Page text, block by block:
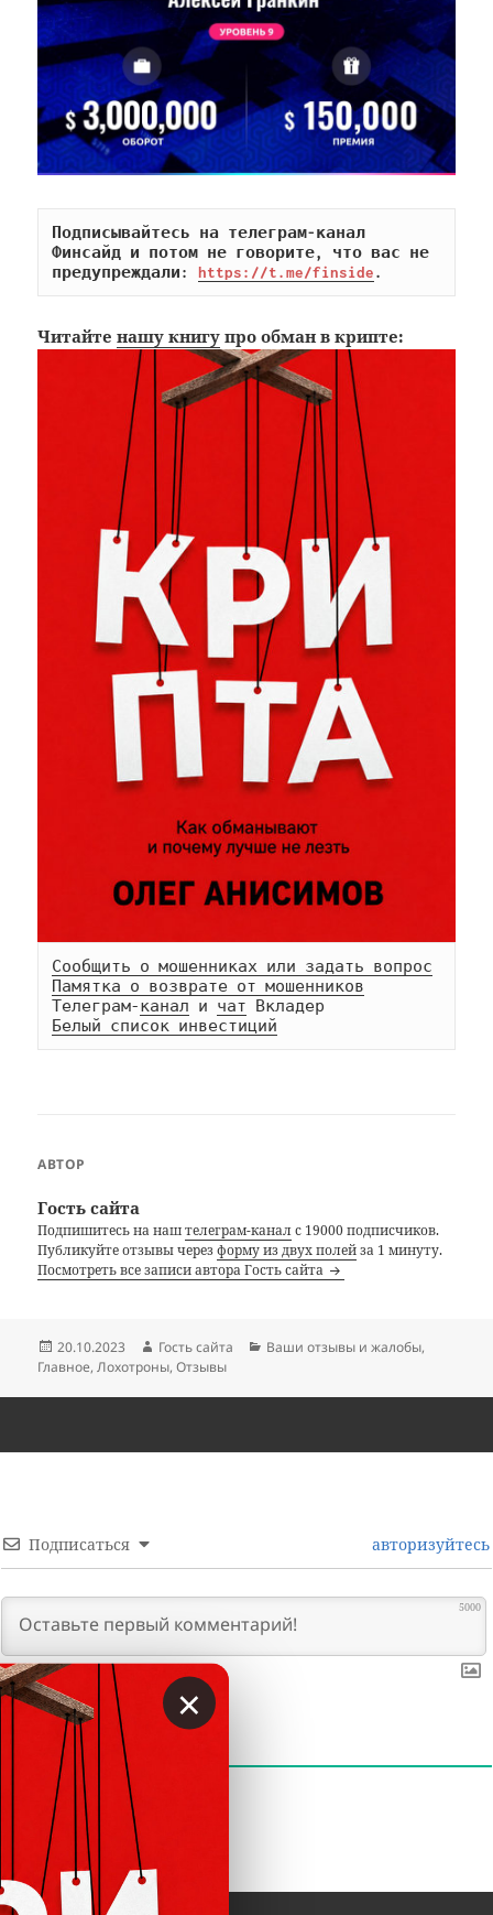
Подписывайтесь на телеграм-канал
Финсайд и потом не говорите, что вас не
предупреждали: https://t.me/finside.
Читайтенашу книгу про обман в крипте:
Сообщить о мошенниках или задать вопрос
Памятка о возврате от мошенников
Телеграм-канал и чат
Белый список инвестиций
АВТОР
Гость сайта
Подпишитесь на наштелеграм-каналс 19000 подписчиков.
Публикуйте отзывы черезформу из двух полейза 1 минуту.
Посмотреть все записи автора Гость сайта
Опубликовано
20.10.2023 Автор
Гость сайта Рубрики
Ваши отзывы и жалобы,
Главное,Лохотроны,Отзывы
Подписаться авторизуйтесь
5000
КОММЕНТАРИИ
×